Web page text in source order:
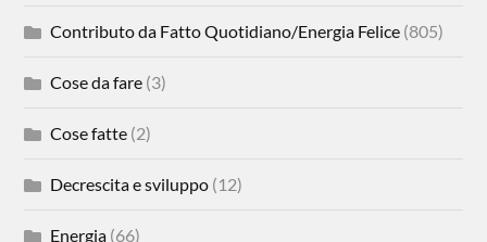
Contributo da Fatto Quotidiano/Energia Felice (805)
Cose da fare (3)
Cose fatte (2)
Decrescita e sviluppo (12)
Energia (66)